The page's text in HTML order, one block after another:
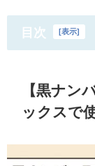
目次 表示
【黒ナン
ックスで